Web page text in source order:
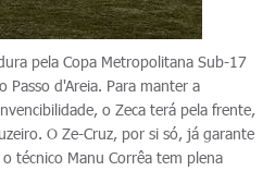
pela Copa Metropolitana Sub-17
Passo d'Areia. Para manter a
o Zeca terá pela frente,
O Ze-Cruz, por si só, já garante
técnico Manu Corrêa tem plena